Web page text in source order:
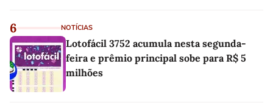
6 NOTÍCIAS
Lotofácil 3752 acumula nesta segunda-
feira e prêmio principal sobe para R$ 5
milhões